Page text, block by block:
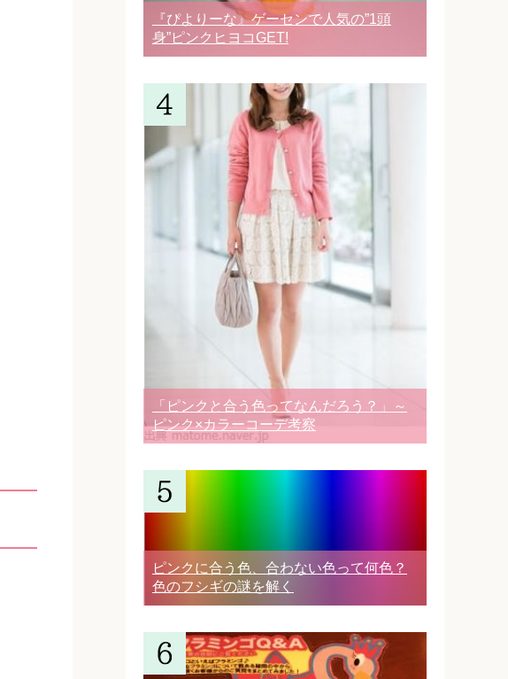
『ぴよりーな』ゲーセンで人気の”1頭
身”ピンクヒヨコGET!
「ピンクと合う色ってなんだろう？」～
ピンク×カラーコーデ考察
ピンクに合う色、合わない色って何色？
色のフシギの謎を解く